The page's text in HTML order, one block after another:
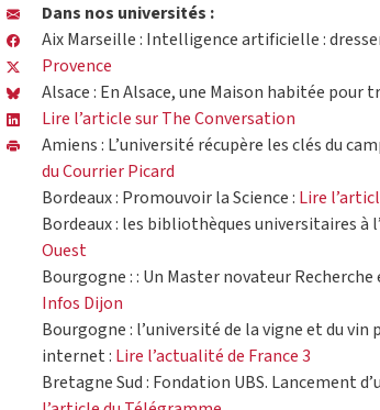
Dans nos universités :
Aix Marseille : Intelligence artificielle :
Provence
Alsace : En Alsace, une Maison habitée pour
Lire l’article sur The Conversation
Amiens : L’université récupère les clés du
du Courrier Picard
Bordeaux : Promouvoir la Science : Lire
Bordeaux : les bibliothèques universitaires à
Ouest
Bourgogne : : Un Master novateur
Infos Dijon
Bourgogne : l’université de la vigne et du
internet : Lire l’actualité de France 3
Bretagne Sud : Fondation UBS. Lancement